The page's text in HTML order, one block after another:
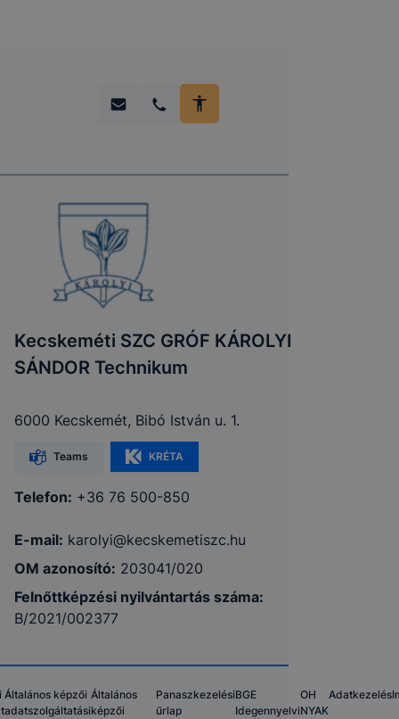
Kecskeméti SZC GRÓF KÁROLYI
SÁNDOR Technikum
6000 Kecskemét, Bibó István u. 1.
Teams KRÉTA
Telefon: +36 76 500-850
E-mail: karolyi@kecskemetiszc.hu
OM azonosító: 203041/020
Felnőttképzési nyilvántartás száma:
B/2021/002377
Általános képzői
adatszolgáltatási
Általános
képzői
Panaszkezelési
űrlap
BGE
Idegennyelvi
OH
NYAK
Adatkezelés